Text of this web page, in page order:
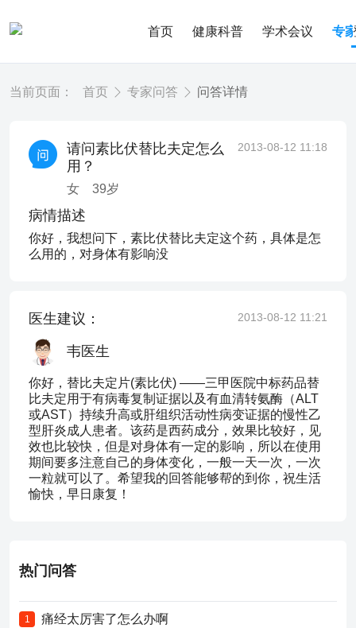
首页 健康科普 学术会议 专
当前页面： 首页 专家问答 问答详情
请问素比伏替比夫定怎么
用？
女 39岁
2013-08-12 11:18
病情描述
你好，我想问下，素比伏替比夫定这个药，具体是怎
么用的，对身体有影响没
医生建议： 2013-08-12 11:21
韦医生
你好，替比夫定片(素比伏) ——三甲医院中标药品替
比夫定用于有病毒复制证据以及有血清转氨酶（ALT
或AST）持续升高或肝组织活动性病变证据的慢性乙
型肝炎成人患者。该药是西药成分，效果比较好，见
效也比较快，但是对身体有一定的影响，所以在使用
期间要多注意自己的身体变化，一般一天一次，一次
一粒就可以了。希望我的回答能够帮的到你，祝生活
愉快，早日康复！
热门问答
1 痛经太厉害了怎么办啊